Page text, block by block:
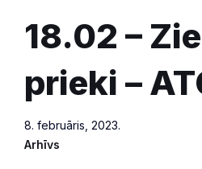
18.02 –
prieki –
8. februāris, 2023.
Arhīvs